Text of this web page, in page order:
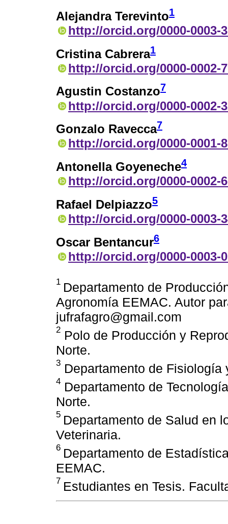
Alejandra Terevinto1
http://orcid.org/0000-0003-
Cristina Cabrera1
http://orcid.org/0000-0002-
Agustin Costanzo7
http://orcid.org/0000-0002-
Gonzalo Ravecca7
http://orcid.org/0000-0001-
Antonella Goyeneche4
http://orcid.org/0000-0002-
Rafael Delpiazzo5
http://orcid.org/0000-0003-
Oscar Bentancur6
http://orcid.org/0000-0003-
1 Departamento de
Agronomía EEMAC. Autor
jufrafagro@gmail.com
2 Polo de Producción y
Norte.
3 Departamento de
4 Departamento de
Norte.
5 Departamento de Salud en
Veterinaria.
6 Departamento de
EEMAC.
7 Estudiantes en Tesis.